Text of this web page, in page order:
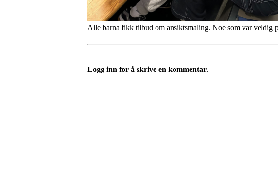
Alle barna fikk tilbud om ansiktsmaling. Noe som var veldig
Logg inn for å skrive en kommentar.